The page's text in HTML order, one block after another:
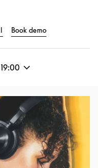
TabBook demo
19:00